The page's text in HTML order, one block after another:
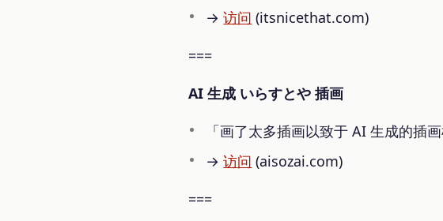
→访问 (itsnicethat.com)
===
AI 生成 いらすとや 插画
「画了太多插画以致于 AI 生成的插
→访问 (aisozai.com)
===